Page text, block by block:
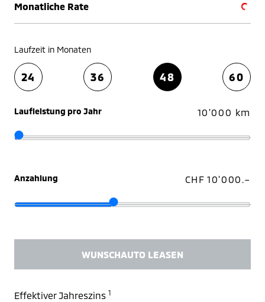
Monatliche Rate
Laufzeit in Monaten
24 36 48 60
Laufleistung pro Jahr 10'000 km
Anzahlung CHF 10'000.–
WUNSCHAUTO LEASEN
Effektiver Jahreszins 1